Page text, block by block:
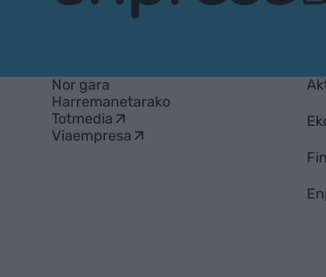
Nor gara
Harremanetarako
Totmedia
Viaempresa